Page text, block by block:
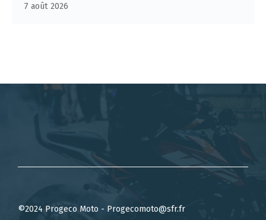
7 août 2026
©2024 Progeco Moto - Progecomoto@sfr.fr